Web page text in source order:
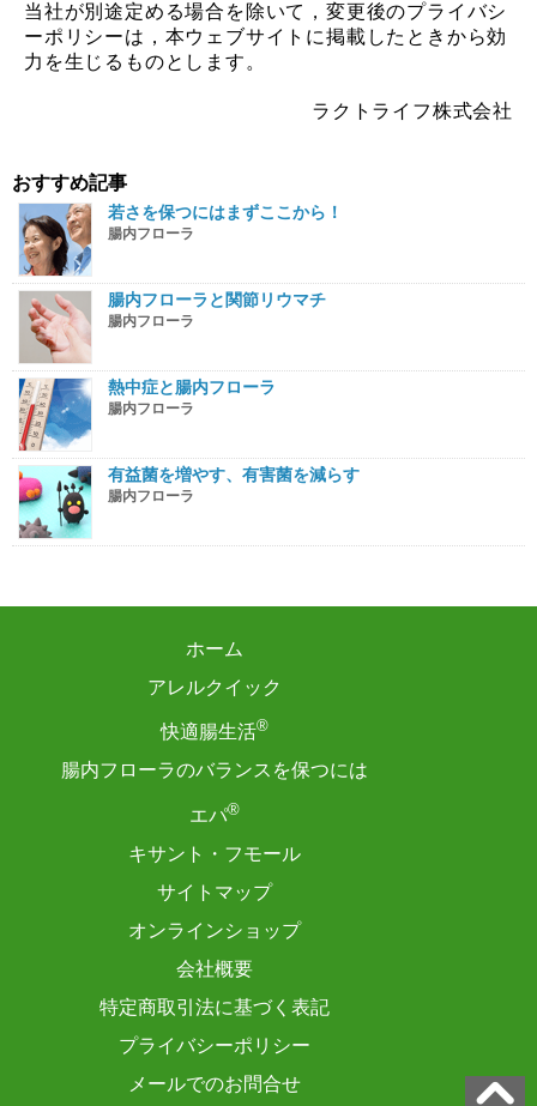
当社が別途定める場合を除いて，変更後のプライバシ
ーポリシーは，本ウェブサイトに掲載したときから効
力を生じるものとします。
ラクトライフ株式会社
おすすめ記事
若さを保つにはまずここから！
腸内フローラ
腸内フローラと関節リウマチ
腸内フローラ
熱中症と腸内フローラ
腸内フローラ
有益菌を増やす、有害菌を減らす
腸内フローラ
ホーム
アレルクイック
快適腸生活®
腸内フローラのバランスを保つには
エパ®
キサント・フモール
サイトマップ
オンラインショップ
会社概要
特定商取引法に基づく表記
プライバシーポリシー
メールでのお問合せ